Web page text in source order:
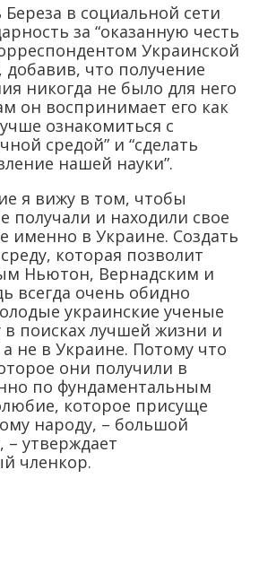
в социальной сети
за “оказанную честь
Украинской
добавив, что получение
никогда не было для него
он воспринимает его как
ознакомиться с
средой” и “сделать
нашей науки”.
я вижу в том, чтобы
получали и находили свое
именно в Украине. Создать
которая позволит
Ньютон, Вернадским и
всегда очень обидно
украинские ученые
в поисках лучшей жизни и
а не в Украине. Потому что
они получили в
по фундаментальным
которое присуще
народу, – большой
– утверждает
членкор.